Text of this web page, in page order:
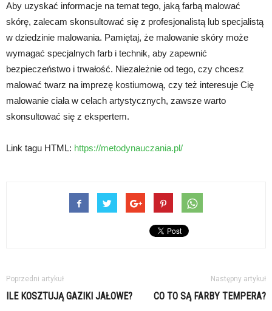
Aby uzyskać informacje na temat tego, jaką farbą malować
skórę, zalecam skonsultować się z profesjonalistą lub specjalistą
w dziedzinie malowania. Pamiętaj, że malowanie skóry może
wymagać specjalnych farb i technik, aby zapewnić
bezpieczeństwo i trwałość. Niezależnie od tego, czy chcesz
malować twarz na imprezę kostiumową, czy też interesuje Cię
malowanie ciała w celach artystycznych, zawsze warto
skonsultować się z ekspertem.
Link tagu HTML: https://metodynauczania.pl/
Poprzedni artykuł
ILE KOSZTUJĄ GAZIKI JAŁOWE?
Następny artykuł
CO TO SĄ FARBY TEMPERA?